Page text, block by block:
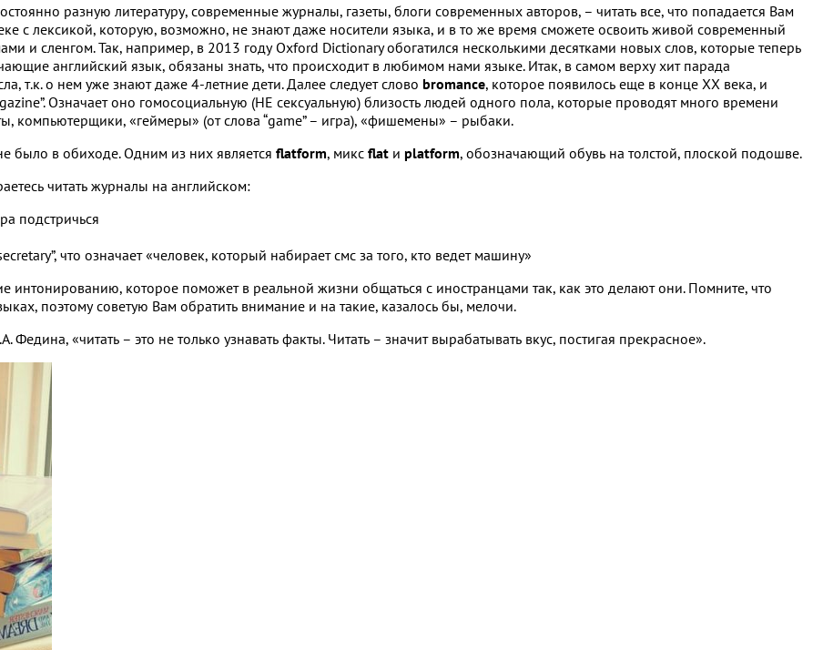
разную литературу, современные журналы, газеты, блоги современных авторов, – читать все, что попадается Вам
с лексикой, которую, возможно, не знают даже носители языка, и в то же время сможете освоить живой современный
и сленгом. Так, например, в 2013 году Oxford Dictionary обогатился несколькими десятками новых слов, которые теперь
английский язык, обязаны знать, что происходит в любимом нами языке. Итак, в самом верху хит парада
т.к. о нем уже знают даже 4-летние дети. Далее следует слово bromance, которое появилось еще в конце XX века, и
Означает оно гомосоциальную (НЕ сексуальную) близость людей одного пола, которые проводят много времени
компьютерщики, «геймеры» (от слова “game” – игра), «фишемены» – рыбаки.
было в обиходе. Одним из них является flatform, микс flat и platform, обозначающий обувь на толстой, плоской подошве.
читать журналы на английском:
подстричься
что означает «человек, который набирает смс за того, кто ведет машину»
интонированию, которое поможет в реальной жизни общаться с иностранцами так, как это делают они. Помните, что
поэтому советую Вам обратить внимание и на такие, казалось бы, мелочи.
Федина, «читать – это не только узнавать факты. Читать – значит вырабатывать вкус, постигая прекрасное».